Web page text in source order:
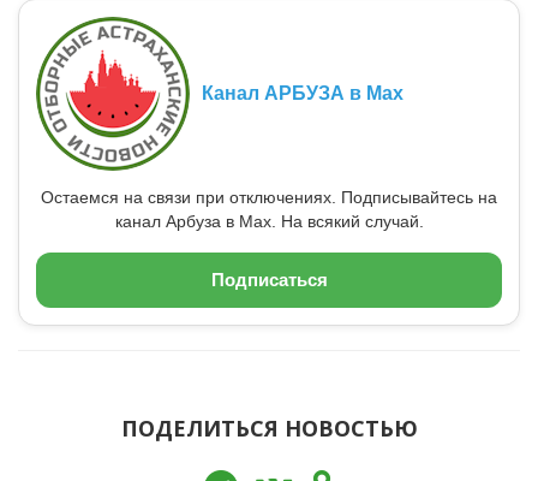
Канал АРБУЗА в Max
Остаемся на связи при отключениях. Подписывайтесь на
канал Арбуза в Max. На всякий случай.
Подписаться
ПОДЕЛИТЬСЯ НОВОСТЬЮ